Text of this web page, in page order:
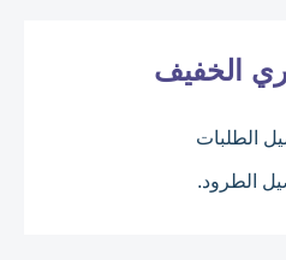
الخفيف
الطلبات
الطرود.